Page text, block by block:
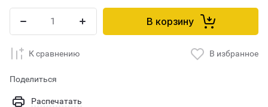
В корзину
К сравнению В избранное
Поделиться
Распечатать